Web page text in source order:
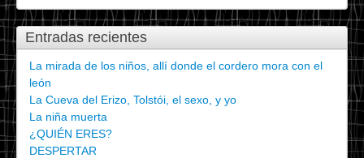
Entradas recientes
La mirada de los niños, allí donde el cordero mora con el
león
La Cueva del Erizo, Tolstói, el sexo, y yo
La niña muerta
¿QUIÉN ERES?
DESPERTAR